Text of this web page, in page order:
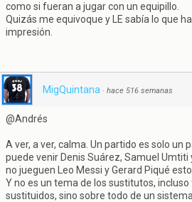
como si fueran a jugar con un equipillo.
Quizás me equivoque y LE sabía lo que
impresión.
MigQuintana · hace 516 semanas
@Andrés
A ver, a ver, calma. Un partido es solo un
puede venir Denis Suárez, Samuel Umtiti
no jueguen Leo Messi y Gerard Piqué
Y no es un tema de los sustitutos,
sustituidos, sino sobre todo de un